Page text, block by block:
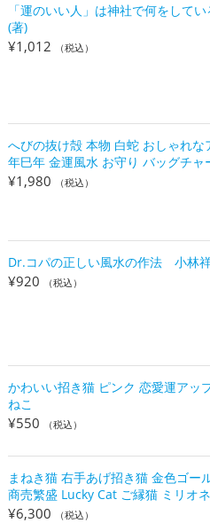
「運のいい人」は神社で何をして
(著)
¥1,012 （税込）
へびの抜け殻 本物 白蛇 おしゃれ
年巳年 金運風水 お守り バッグチャ
¥1,980 （税込）
Dr.コパの正しい風水の作法 小林
¥920 （税込）
かわいい招き猫 ピンク 恋愛運アッ
ねこ
¥550 （税込）
まねき猫 右手あげ招き猫 金色ゴー
商売繁盛 Lucky Cat ご縁猫 ミリオ
¥6,300 （税込）